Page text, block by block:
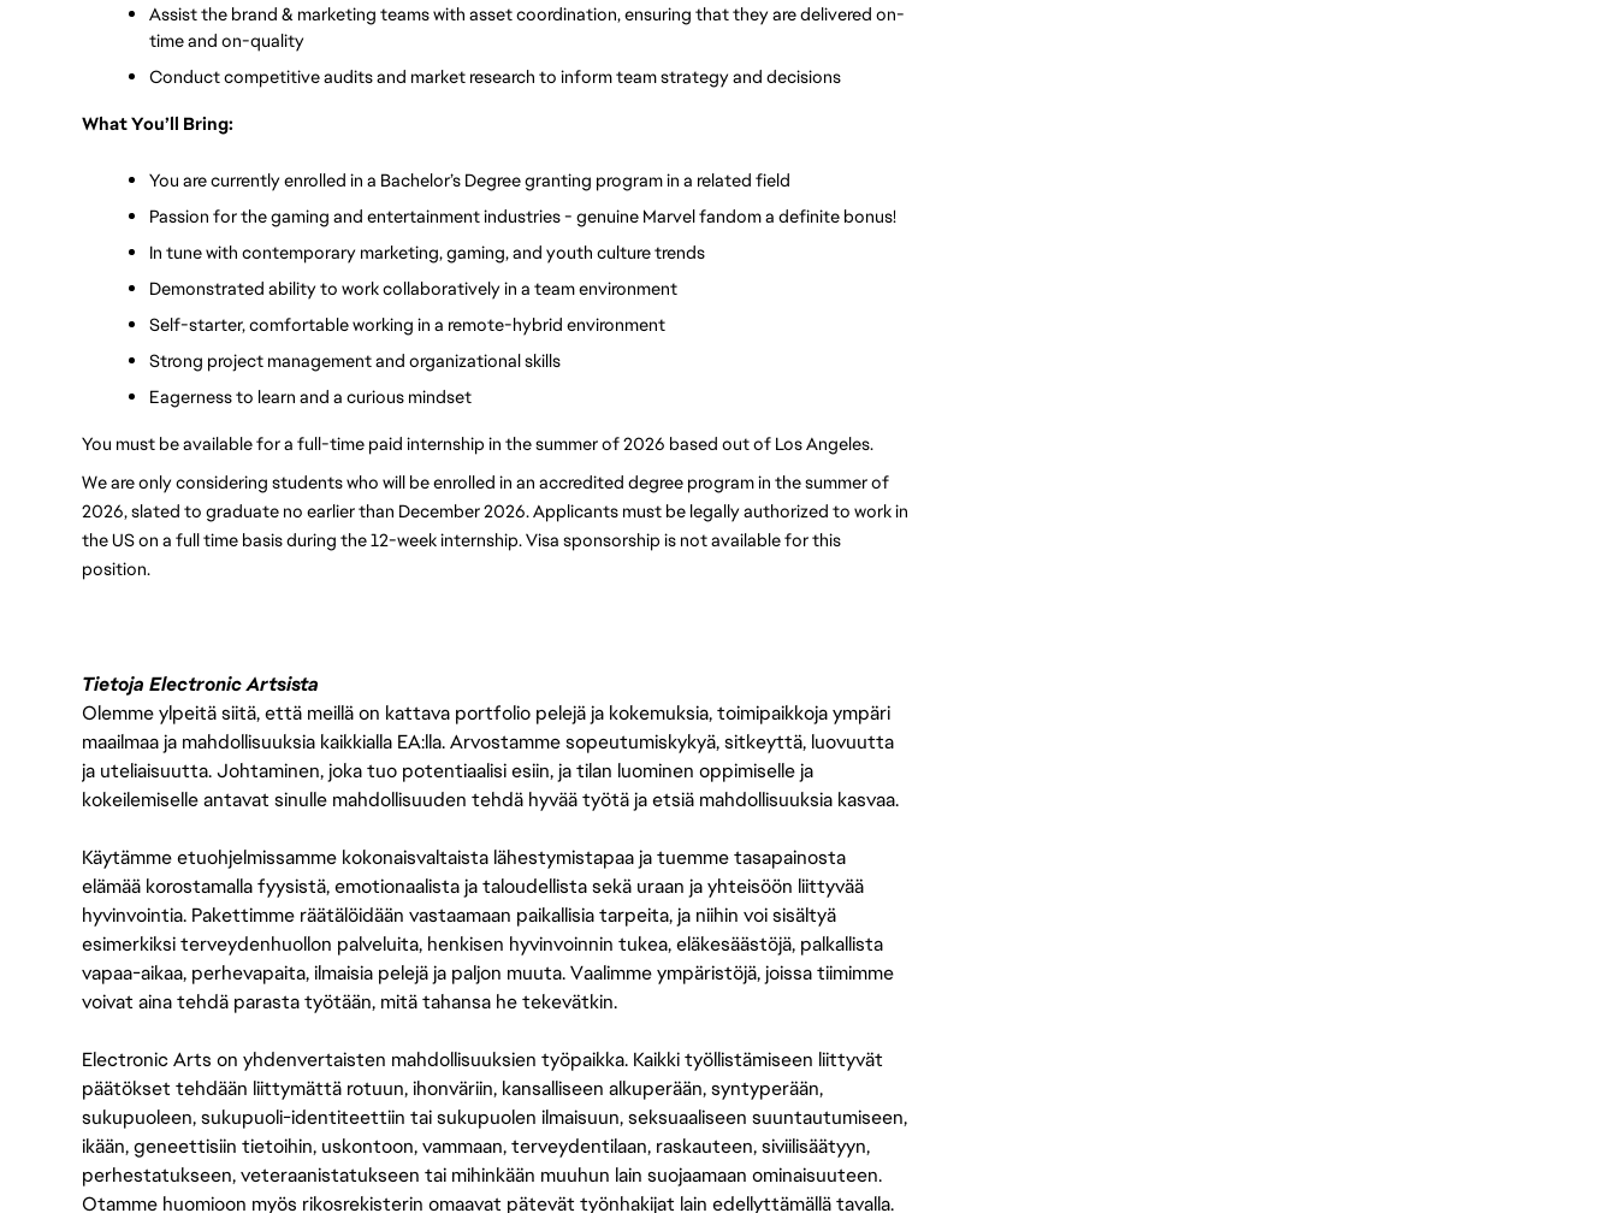
Assist the brand & marketing teams with asset coordination, ensuring that they are delivered on-
time and on-quality
Conduct competitive audits and market research to inform team strategy and decisions
What You’ll Bring:
You are currently enrolled in a Bachelor’s Degree granting program in a related field
Passion for the gaming and entertainment industries - genuine Marvel fandom a definite bonus!
In tune with contemporary marketing, gaming, and youth culture trends
Demonstrated ability to work collaboratively in a team environment
Self-starter, comfortable working in a remote-hybrid environment
Strong project management and organizational skills
Eagerness to learn and a curious mindset
You must be available for a full-time paid internship in the summer of 2026 based out of Los Angeles.
We are only considering students who will be enrolled in an accredited degree program in the summer of
2026, slated to graduate no earlier than December 2026. Applicants must be legally authorized to work in
the US on a full time basis during the 12-week internship. Visa sponsorship is not available for this
position.
Tietoja Electronic Artsista
Olemme ylpeitä siitä, että meillä on kattava portfolio pelejä ja kokemuksia, toimipaikkoja ympäri
maailmaa ja mahdollisuuksia kaikkialla EA:lla. Arvostamme sopeutumiskykyä, sitkeyttä, luovuutta
ja uteliaisuutta. Johtaminen, joka tuo potentiaalisi esiin, ja tilan luominen oppimiselle ja
kokeilemiselle antavat sinulle mahdollisuuden tehdä hyvää työtä ja etsiä mahdollisuuksia kasvaa.
Käytämme etuohjelmissamme kokonaisvaltaista lähestymistapaa ja tuemme tasapainosta
elämää korostamalla fyysistä, emotionaalista ja taloudellista sekä uraan ja yhteisöön liittyvää
hyvinvointia. Pakettimme räätälöidään vastaamaan paikallisia tarpeita, ja niihin voi sisältyä
esimerkiksi terveydenhuollon palveluita, henkisen hyvinvoinnin tukea, eläkesäästöjä, palkallista
vapaa-aikaa, perhevapaita, ilmaisia pelejä ja paljon muuta. Vaalimme ympäristöjä, joissa tiimimme
voivat aina tehdä parasta työtään, mitä tahansa he tekevätkin.
Electronic Arts on yhdenvertaisten mahdollisuuksien työpaikka. Kaikki työllistämiseen liittyvät
päätökset tehdään liittymättä rotuun, ihonväriin, kansalliseen alkuperään, syntyperään,
sukupuoleen, sukupuoli-identiteettiin tai sukupuolen ilmaisuun, seksuaaliseen suuntautumiseen,
ikään, geneettisiin tietoihin, uskontoon, vammaan, terveydentilaan, raskauteen, siviilisäätyyn,
perhestatukseen, veteraanistatukseen tai mihinkään muuhun lain suojaamaan ominaisuuteen.
Otamme huomioon myös rikosrekisterin omaavat pätevät työnhakijat lain edellyttämällä tavalla.